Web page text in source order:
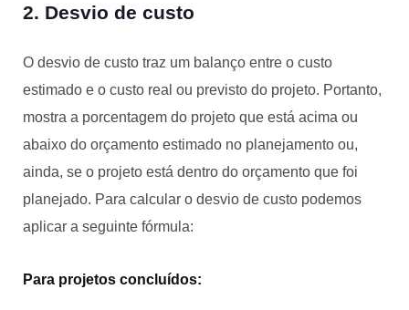
2. Desvio de custo
O desvio de custo traz um balanço entre o custo
estimado e o custo real ou previsto do projeto. Portanto,
mostra a porcentagem do projeto que está acima ou
abaixo do orçamento estimado no planejamento ou,
ainda, se o projeto está dentro do orçamento que foi
planejado. Para calcular o desvio de custo podemos
aplicar a seguinte fórmula:
Para projetos concluídos: